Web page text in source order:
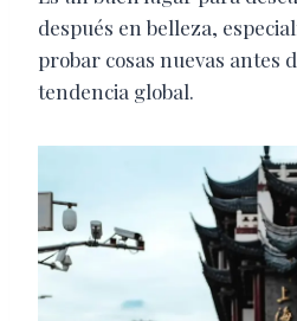
después en belleza,
probar cosas nuevas antes
tendencia global.